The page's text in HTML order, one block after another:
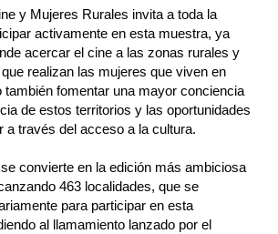
y Mujeres Rurales invita a toda la
activamente en esta muestra, ya
acercar el cine a las zonas rurales y
realizan las mujeres que viven en
fomentar una mayor conciencia
de estos territorios y las oportunidades
a través del acceso a la cultura.
convierte en la edición más ambiciosa
463 localidades, que se
para participar en esta
al llamamiento lanzado por el